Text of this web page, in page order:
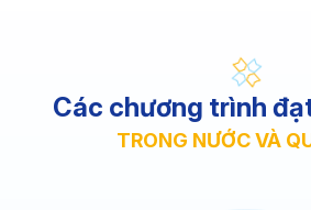
Các chương trình
TRONG NƯỚC VÀ